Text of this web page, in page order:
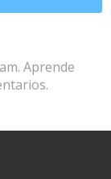
Aprende